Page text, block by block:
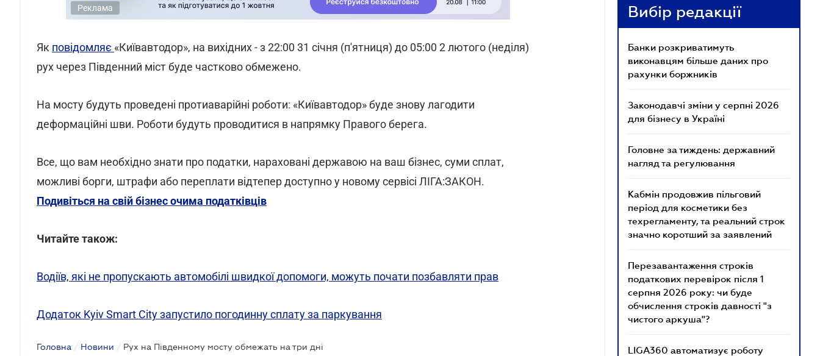
Реклама
Як повідомляє «Київавтодор», на вихідних - з 22:00 31 січня (п'ятниця) до 05:00 2 лютого (неділя)
рух через Південний міст буде частково обмежено.
На мосту будуть проведені протиаварійні роботи: «Київавтодор» буде знову лагодити
деформаційні шви. Роботи будуть проводитися в напрямку Правого берега.
Все, що вам необхідно знати про податки, нараховані державою на ваш бізнес, суми сплат,
можливі борги, штрафи або переплати відтепер доступно у новому сервісі ЛІГА:ЗАКОН.
Подивіться на свій бізнес очима податківців
Читайте також:
Водіїв, які не пропускають автомобілі швидкої допомоги, можуть почати позбавляти прав
Додаток Kyiv Smart City запустило погодинну сплату за паркування
Головна / Новини / Рух на Південному мосту обмежать на три дні
Вибір редакції
Банки розкриватимуть
виконавцям більше даних про
рахунки боржників
Законодавчі зміни у серпні 2026
для бізнесу в Україні
Головне за тиждень: державний
нагляд та регулювання
Кабмін продовжив пільговий
період для косметики без
техрегламенту, та реальний строк
значно коротший за заявлений
Перезавантаження строків
податкових перевірок після 1
серпня 2026 року: чи буде
обчислення строків давності "з
чистого аркуша"?
LIGA360 автоматизує роботу